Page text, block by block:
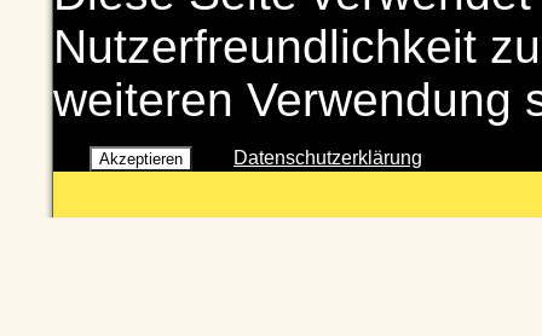
Nutzerfreundlichkeit
weiteren Verwendung
Akzeptieren Datenschutzerklärung